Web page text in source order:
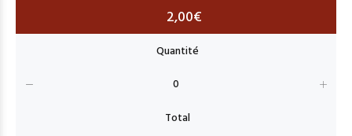
2,00€